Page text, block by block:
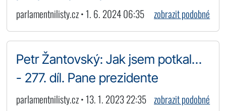
parlamentnilisty.cz • 1. 6. 2024 06:35 zobrazit podobné
Petr Žantovský: Jak jsem potkal…
- 277. díl. Pane prezidente
parlamentnilisty.cz • 13. 1. 2023 22:35 zobrazit podobné